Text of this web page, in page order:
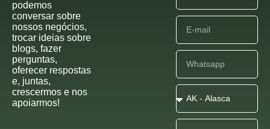
podemos
conversar sobre
nossos negócios,
trocar ideias sobre
blogs, fazer
perguntas,
oferecer respostas
e, juntas,
crescermos e nos
apoiarmos!